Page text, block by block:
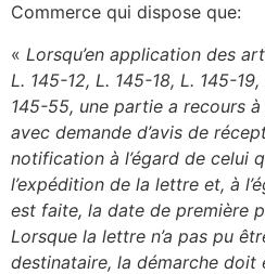
Commerce qui dispose que:
« Lorsqu’en application des
L. 145-12, L. 145-18, L. 145-
145-55, une partie a recours
avec demande d’avis de
notification à l’égard de celui
l’expédition de la lettre et, à
est faite, la date de première
Lorsque la lettre n’a pas pu
destinataire, la démarche doit